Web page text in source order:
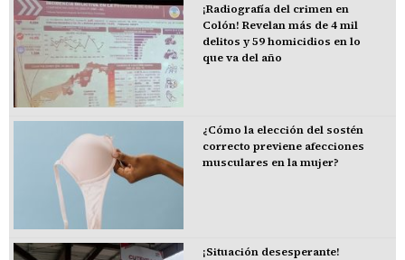
¡Radiografía del crimen en
Colón! Revelan más de 4 mil
delitos y 59 homicidios en lo
que va del año
¿Cómo la elección del sostén
correcto previene afecciones
musculares en la mujer?
¡Situación desesperante!